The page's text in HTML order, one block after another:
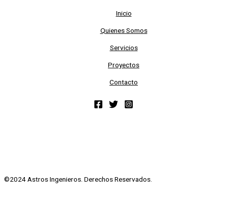
Inicio
Quienes Somos
Servicios
Proyectos
Contacto
©2024 Astros Ingenieros. Derechos Reservados.